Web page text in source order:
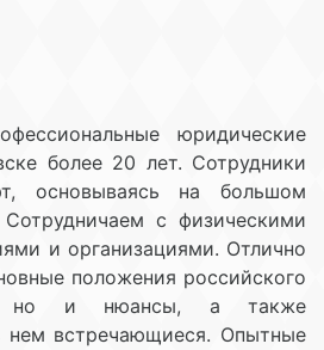
юридические
более 20 лет. Сотрудники
основываясь на большом
с физическими
и организациями. Отлично
положения российского
но и нюансы, а также
нем встречающиеся. Опытные